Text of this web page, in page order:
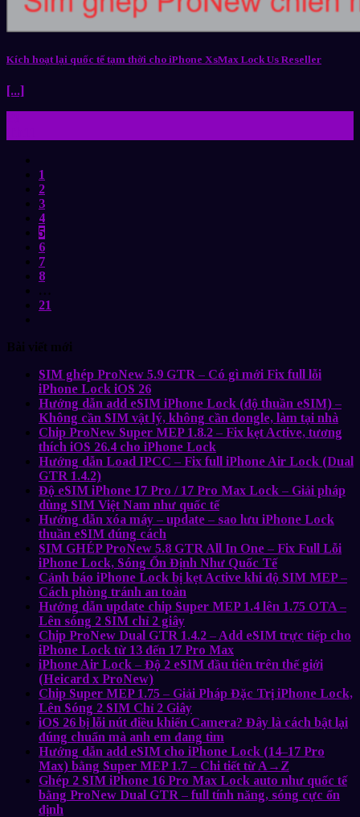
Kích hoạt lại quốc tế tạm thời cho iPhone XsMax Lock Us Reseller
[...]
1
2
3
4
5
6
7
8
…
21
Bài viết mới
SIM ghép ProNew 5.9 GTR – Có gì mới Fix full lỗi
iPhone Lock iOS 26
Hướng dẫn add eSIM iPhone Lock (độ thuần eSIM) –
Không cần SIM vật lý, không cần dongle, làm tại nhà
Chip ProNew Super MEP 1.8.2 – Fix kẹt Active, tương
thích iOS 26.4 cho iPhone Lock
Hướng dẫn Load IPCC – Fix full iPhone Air Lock (Dual
GTR 1.4.2)
Độ eSIM iPhone 17 Pro / 17 Pro Max Lock – Giải pháp
dùng SIM Việt Nam như quốc tế
Hướng dẫn xóa máy – update – sao lưu iPhone Lock
thuần eSIM đúng cách
SIM GHÉP ProNew 5.8 GTR All In One – Fix Full Lỗi
iPhone Lock, Sóng Ổn Định Như Quốc Tế
Cảnh báo iPhone Lock bị kẹt Active khi độ SIM MEP –
Cách phòng tránh an toàn
Hướng dẫn update chip Super MEP 1.4 lên 1.75 OTA –
Lên sóng 2 SIM chỉ 2 giây
Chip ProNew Dual GTR 1.4.2 – Add eSIM trực tiếp cho
iPhone Lock từ 13 đến 17 Pro Max
iPhone Air Lock – Độ 2 eSIM đầu tiên trên thế giới
(Heicard x ProNew)
Chip Super MEP 1.75 – Giải Pháp Đặc Trị iPhone Lock,
Lên Sóng 2 SIM Chỉ 2 Giây
iOS 26 bị lỗi nút điều khiển Camera? Đây là cách bật lại
đúng chuẩn mà anh em đang tìm
Hướng dẫn add eSIM cho iPhone Lock (14–17 Pro
Max) bằng Super MEP 1.7 – Chi tiết từ A→Z
Ghép 2 SIM iPhone 16 Pro Max Lock auto như quốc tế
bằng ProNew Dual GTR – full tính năng, sóng cực ổn
định